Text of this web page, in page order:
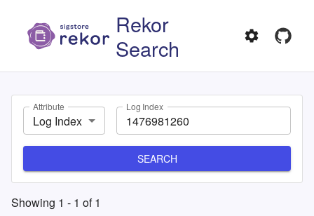
Rekor
Search
Attribute
Log Index
Log Index
SEARCH
Showing 1 - 1 of1